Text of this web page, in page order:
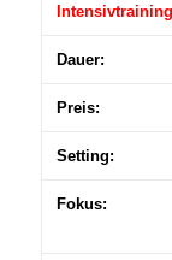
Intensivtraining
Dauer:
Preis:
Setting:
Fokus: